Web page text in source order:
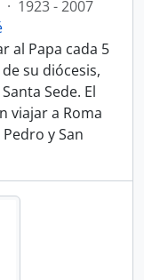
· 1923 - 2007
al Papa cada 5
su diócesis,
Sede. El
viajar a Roma
y San